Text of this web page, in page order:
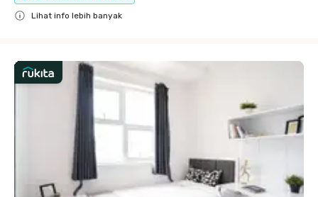
Lihat info lebih banyak